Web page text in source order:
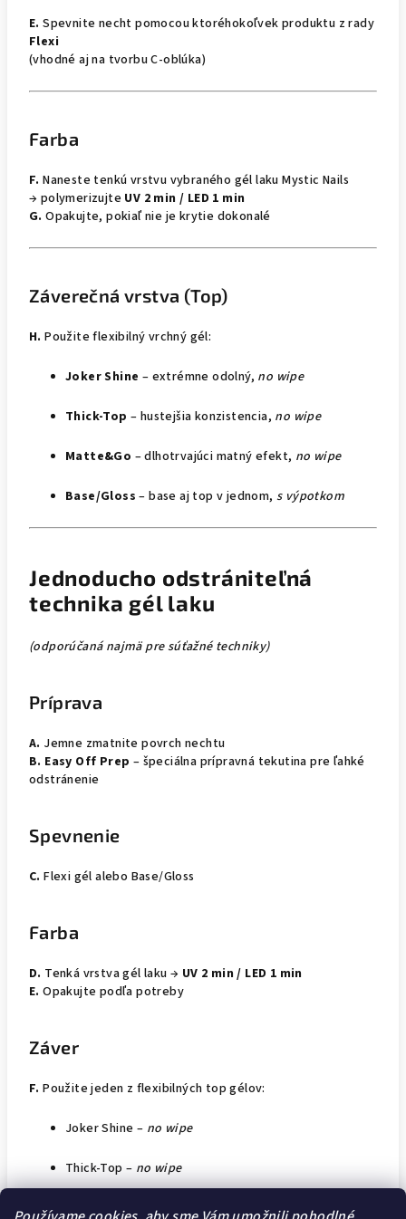
E. Spevnite necht pomocou ktoréhokoľvek produktu z rady
Flexi
(vhodné aj na tvorbu C-oblúka)
Farba
F. Naneste tenkú vrstvu vybraného gél laku Mystic Nails
→ polymerizujte UV 2 min / LED 1 min
G. Opakujte, pokiaľ nie je krytie dokonalé
Záverečná vrstva (Top)
H. Použite flexibilný vrchný gél:
Joker Shine – extrémne odolný, no wipe
Thick-Top – hustejšia konzistencia, no wipe
Matte&Go – dlhotrvajúci matný efekt, no wipe
Base/Gloss – base aj top v jednom, s výpotkom
Jednoducho odstrániteľná
technika gél laku
(odporúčaná najmä pre súťažné techniky)
Príprava
A. Jemne zmatnite povrch nechtu
B. Easy Off Prep – špeciálna prípravná tekutina pre ľahké
odstránenie
Spevnenie
C. Flexi gél alebo Base/Gloss
Farba
D. Tenká vrstva gél laku → UV 2 min / LED 1 min
E. Opakujte podľa potreby
Záver
F. Použite jeden z flexibilných top gélov:
Joker Shine – no wipe
Thick-Top – no wipe
Matte&Go – no wipe